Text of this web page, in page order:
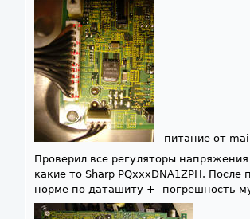
- питание от
Проверил все регуляторы
какие то Sharp PQхххDNA1ZPH.
норме по даташиту +- погрешность